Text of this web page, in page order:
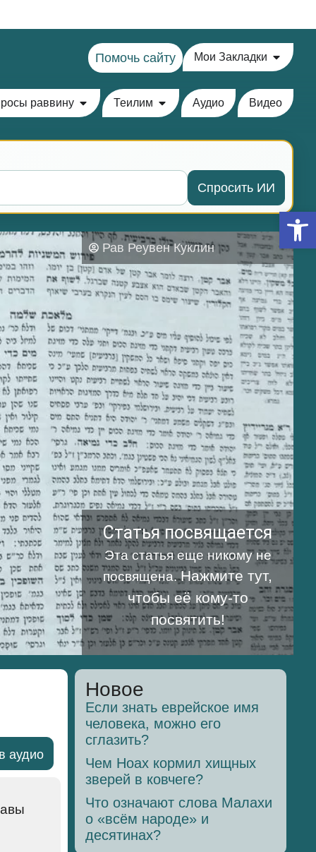
Помочь сайту Мои Закладки
раввину Теилим Аудио Видео
Спросить ИИ
Рав Реувен Куклин
Статья посвящается
Эта статья еще никому не
посвящена.Нажмите тут,
чтобы её кому-то
посвятить!
аудио
Новое
Если знать еврейское имя
человека, можно его
сглазить?
Чем Ноах кормил хищных
зверей в ковчеге?
Что означают слова Малахи
о «всём народе» и
десятинах?